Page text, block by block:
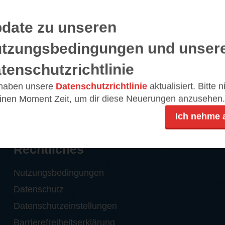
ist mal etwas ganz anderes. Immer das
weltweit. Gut gemacht, mit ansprechenden Bildern,
etwas dabei.
zu unseren
und
unsere Datenschutzrichtlinie aktualisiert. Bitte
Moment Zeit, um dir diese Neuerungen anzusehen.
Ich nehme
Rechtliches
Nutzungsbedingungen
Datenschutz
Datenschutzeinstellungen
Barrierefreiheitserklärung